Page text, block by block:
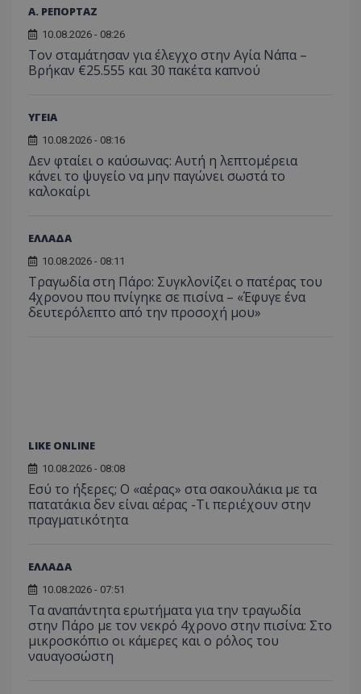
Α. ΡΕΠΟΡΤΑΖ
10.08.2026 - 08:26
Τον σταμάτησαν για έλεγχο στην Αγία Νάπα –
Βρήκαν €25.555 και 30 πακέτα καπνού
ΥΓΕΙΑ
10.08.2026 - 08:16
Δεν φταίει ο καύσωνας: Αυτή η λεπτομέρεια
κάνει το ψυγείο να μην παγώνει σωστά το
καλοκαίρι
ΕΛΛΑΔΑ
10.08.2026 - 08:11
Τραγωδία στη Πάρο: Συγκλονίζει ο πατέρας του
4χρονου που πνίγηκε σε πισίνα – «Έφυγε ένα
δευτερόλεπτο από την προσοχή μου»
LIKE ONLINE
10.08.2026 - 08:08
Εσύ το ήξερες; Ο «αέρας» στα σακουλάκια με τα
πατατάκια δεν είναι αέρας -Τι περιέχουν στην
πραγματικότητα
ΕΛΛΑΔΑ
10.08.2026 - 07:51
Τα αναπάντητα ερωτήματα για την τραγωδία
στην Πάρο με τον νεκρό 4χρονο στην πισίνα: Στο
μικροσκόπιο οι κάμερες και ο ρόλος του
ναυαγοσώστη